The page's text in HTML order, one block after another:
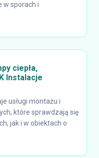
w sporach i
ciepła,
Instalacje
usługi montażu i
które sprawdzają się
jak i w obiektach o